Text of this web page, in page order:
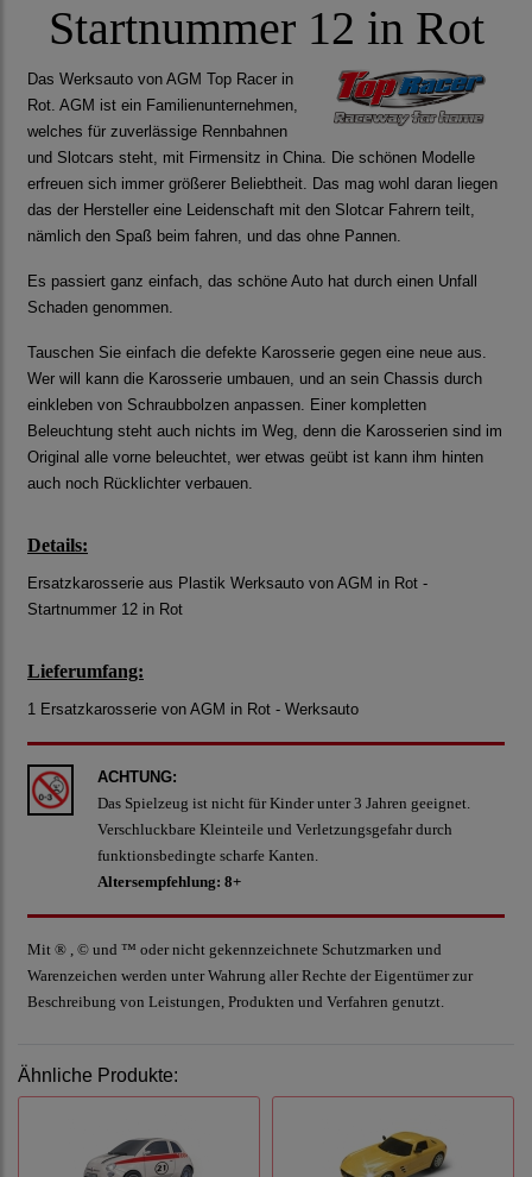
Startnummer 12 in Rot
Das Werksauto von AGM Top Racer in
Rot. AGM ist ein Familienunternehmen,
welches für zuverlässige Rennbahnen
und Slotcars steht, mit Firmensitz in China. Die schönen Modelle
erfreuen sich immer größerer Beliebtheit. Das mag wohl daran liegen
das der Hersteller eine Leidenschaft mit den Slotcar Fahrern teilt,
nämlich den Spaß beim fahren, und das ohne Pannen.
Es passiert ganz einfach, das schöne Auto hat durch einen Unfall
Schaden genommen.
Tauschen Sie einfach die defekte Karosserie gegen eine neue aus.
Wer will kann die Karosserie umbauen, und an sein Chassis durch
einkleben von Schraubbolzen anpassen. Einer kompletten
Beleuchtung steht auch nichts im Weg, denn die Karosserien sind im
Original alle vorne beleuchtet, wer etwas geübt ist kann ihm hinten
auch noch Rücklichter verbauen.
Details:
Ersatzkarosserie aus Plastik Werksauto von AGM in Rot -
Startnummer 12 in Rot
Lieferumfang:
1 Ersatzkarosserie von AGM in Rot - Werksauto
ACHTUNG:
Das Spielzeug ist nicht für Kinder unter 3 Jahren geeignet.
Verschluckbare Kleinteile und Verletzungsgefahr durch
funktionsbedingte scharfe Kanten.
Altersempfehlung: 8+
Mit ® , © und ™ oder nicht gekennzeichnete Schutzmarken und
Warenzeichen werden unter Wahrung aller Rechte der Eigentümer zur
Beschreibung von Leistungen, Produkten und Verfahren genutzt.
Ähnliche Produkte: